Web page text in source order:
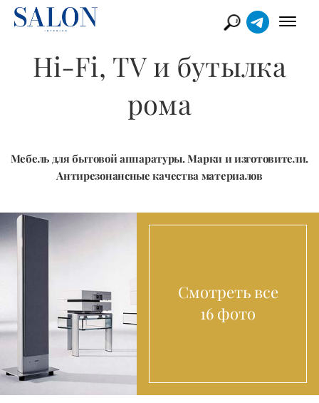
Hi-Fi, TV и бутылка
рома
Мебель для бытовой аппаратуры. Марки и изготовители.
Антирезонансные качества материалов
Смотреть все
16 фото